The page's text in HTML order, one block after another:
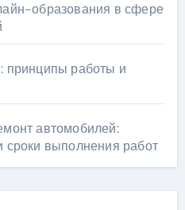
образования в сфере
принципы работы и
автомобилей:
сроки выполнения работ